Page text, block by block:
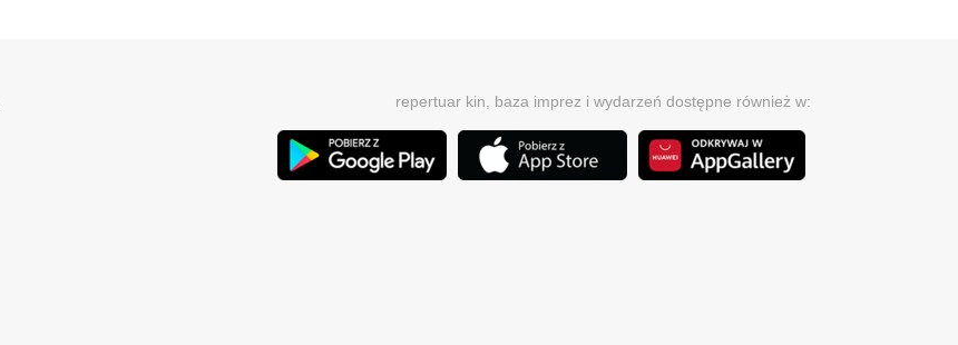
repertuar kin, baza imprez i wydarzeń dostępne również w: